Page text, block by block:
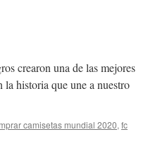
crearon una de las mejores
la historia que une a nuestro
camisetas mundial 2020, fc